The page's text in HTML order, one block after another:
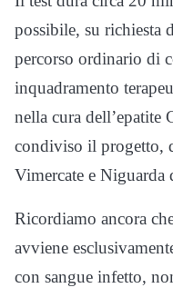
possibile, su richiesta
percorso ordinario di
inquadramento
nella cura dell’epatite
condiviso il progetto,
Vimercate e
Ricordiamo ancora
avviene
con sangue infetto,